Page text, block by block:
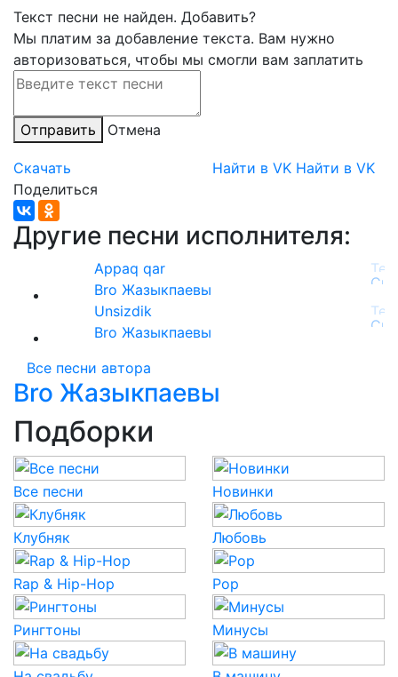
Текст песни не найден. Добавить?
Мы платим за добавление текста. Вам нужно
авторизоваться, чтобы мы смогли вам заплатить
Отправить Отмена
Скачать Найти в VK Найти в VK
Поделиться
Другие песни исполнителя:
Appaq qar
Bro Жазыкпаевы
Unsizdik
Bro Жазыкпаевы
Все песни автора
Bro Жазыкпаевы
Подборки
Все песни Новинки
Клубняк Любовь
Rap & Hip-Hop Pop
Рингтоны Минусы